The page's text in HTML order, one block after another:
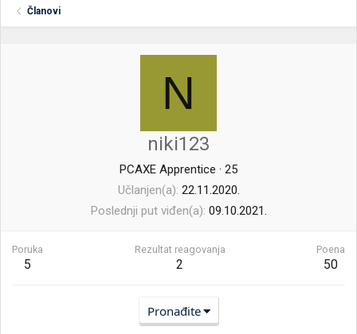
Članovi
N
niki123
PCAXE Apprentice · 25
Učlanjen(a) 22.11.2020.
Poslednji put viđen(a) 09.10.2021.
Poruka
5
Rezultat reagovanja
2
Poena
50
Pronađite